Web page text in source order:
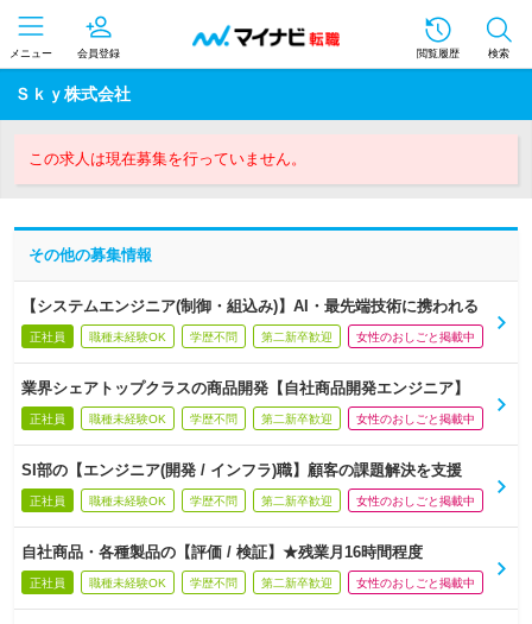
メニュー 会員登録 閲覧履歴 検索
Ｓｋｙ株式会社
この求人は現在募集を行っていません。
その他の募集情報
【システムエンジニア(制御・組込み)】AI・最先端技術に携われる
正社員 職種未経験OK 学歴不問 第二新卒歓迎 女性のおしごと掲載中
業界シェアトップクラスの商品開発【自社商品開発エンジニア】
正社員 職種未経験OK 学歴不問 第二新卒歓迎 女性のおしごと掲載中
SI部の【エンジニア(開発 / インフラ)職】顧客の課題解決を支援
正社員 職種未経験OK 学歴不問 第二新卒歓迎 女性のおしごと掲載中
自社商品・各種製品の【評価 / 検証】★残業月16時間程度
正社員 職種未経験OK 学歴不問 第二新卒歓迎 女性のおしごと掲載中